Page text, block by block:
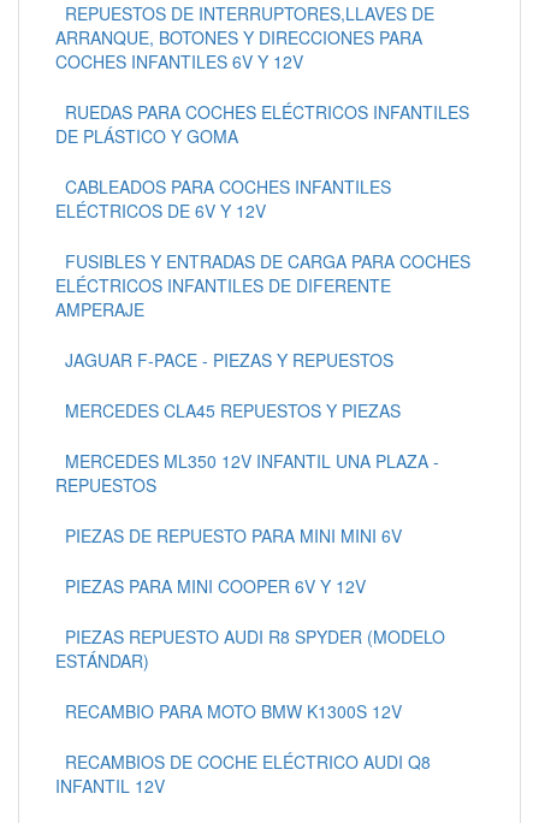
REPUESTOS DE INTERRUPTORES,LLAVES DE
ARRANQUE, BOTONES Y DIRECCIONES PARA
COCHES INFANTILES 6V Y 12V
RUEDAS PARA COCHES ELÉCTRICOS INFANTILES
DE PLÁSTICO Y GOMA
CABLEADOS PARA COCHES INFANTILES
ELÉCTRICOS DE 6V Y 12V
FUSIBLES Y ENTRADAS DE CARGA PARA COCHES
ELÉCTRICOS INFANTILES DE DIFERENTE
AMPERAJE
JAGUAR F-PACE - PIEZAS Y REPUESTOS
MERCEDES CLA45 REPUESTOS Y PIEZAS
MERCEDES ML350 12V INFANTIL UNA PLAZA -
REPUESTOS
PIEZAS DE REPUESTO PARA MINI MINI 6V
PIEZAS PARA MINI COOPER 6V Y 12V
PIEZAS REPUESTO AUDI R8 SPYDER (MODELO
ESTÁNDAR)
RECAMBIO PARA MOTO BMW K1300S 12V
RECAMBIOS DE COCHE ELÉCTRICO AUDI Q8
INFANTIL 12V